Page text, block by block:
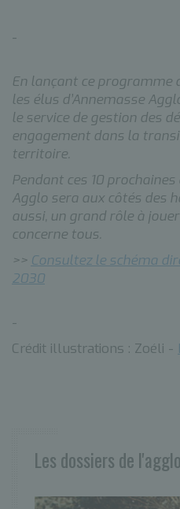
-
En lançant ce programme
les élus d’Annemasse
le service de gestion des
engagement dans la
territoire.
Pendant ces 10
Agglo sera aux côtés des
aussi, un grand rôle à
concerne tous.
>> Consultez le schéma
2030
-
Crédit illustrations : Zoéli -
Les dossiers de l'agglo